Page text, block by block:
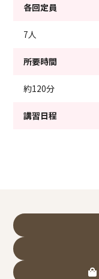
各回定員
7人
所要時間
約120分
講習日程